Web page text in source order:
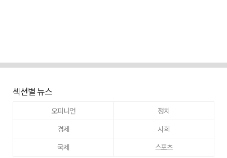
섹션별 뉴스
오피니언
정치
경제
사회
국제
스포츠